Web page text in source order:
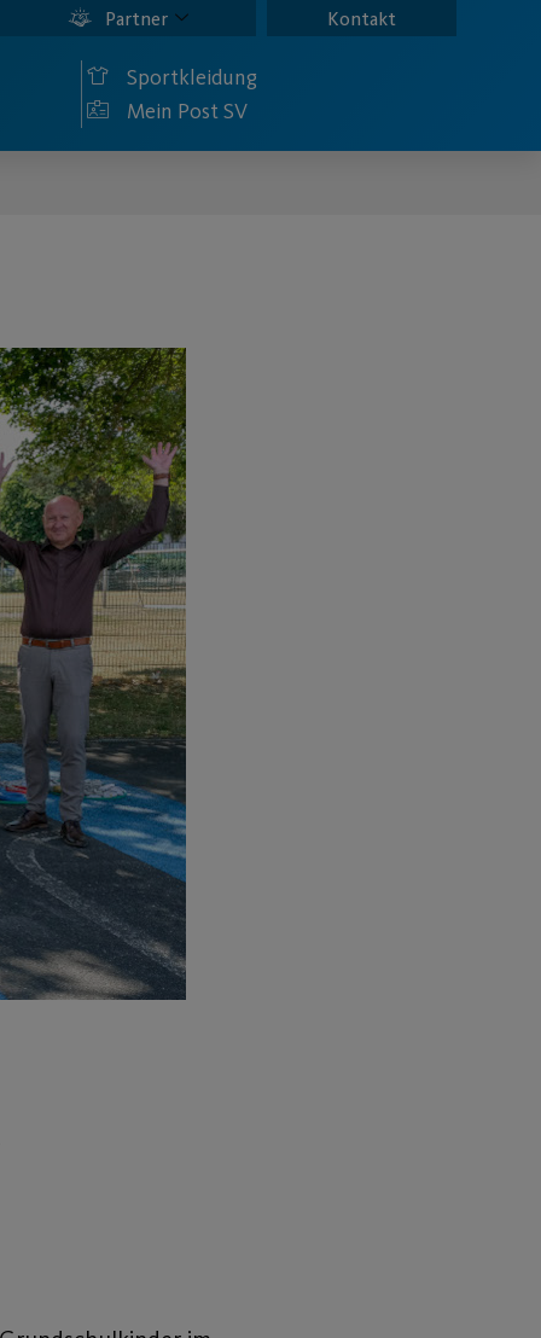
Partner Kontakt
Sportkleidung
Mein Post SV